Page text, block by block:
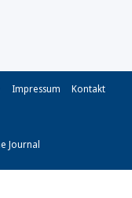
Journal
Impressum
Kontakt